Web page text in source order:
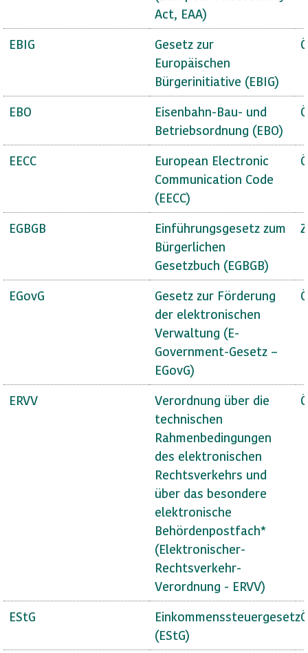
Act, EAA)
EBIG
Gesetz zur
Europäischen
Bürgerinitiative (EBIG)
EBO
Eisenbahn-Bau- und
Betriebsordnung (EBO)
EECC
European Electronic
Communication Code
(EECC)
EGBGB
Einführungsgesetz zum
Bürgerlichen
Gesetzbuch (EGBGB)
EGovG
Gesetz zur Förderung
der elektronischen
Verwaltung (E-
Government-Gesetz –
EGovG)
ERVV
Verordnung über die
technischen
Rahmenbedingungen
des elektronischen
Rechtsverkehrs und
über das besondere
elektronische
Behördenpostfach*
(Elektronischer-
Rechtsverkehr-
Verordnung - ERVV)
EStG
Einkommenssteuergesetz
(EStG)